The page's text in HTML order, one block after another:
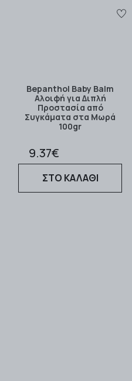
Bepanthol Baby Balm
Αλοιφή για Διπλή
Προστασία από
Συγκάματα στα Μωρά
100gr
9.37€
ΣΤΟ ΚΑΛΑΘΙ